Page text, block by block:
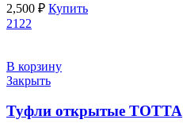
2,500 ₽ Купить
21 22
В корзину
Закрыть
Туфли открытые ТОТТА